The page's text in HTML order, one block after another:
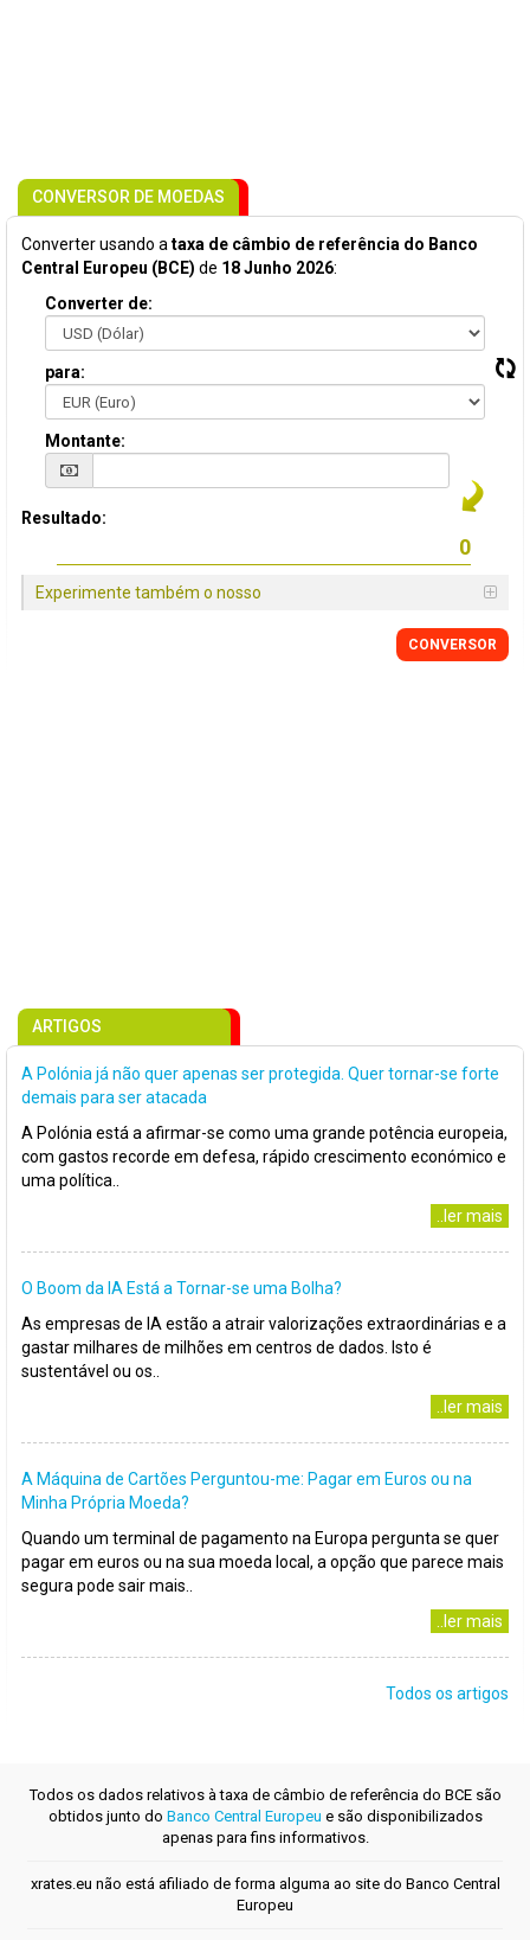
CONVERSOR DE MOEDAS
Converter usando a taxa de câmbio de referência do Banco
Central Europeu (BCE) de 18 Junho 2026:
Converter de:
para:
Montante:
Resultado:
Experimente também o nosso
CONVERSOR
ARTIGOS
A Polónia já não quer apenas ser protegida. Quer tornar-se forte
demais para ser atacada
A Polónia está a afirmar-se como uma grande potência europeia,
com gastos recorde em defesa, rápido crescimento económico e
uma política..
..ler mais
O Boom da IA Está a Tornar-se uma Bolha?
As empresas de IA estão a atrair valorizações extraordinárias e a
gastar milhares de milhões em centros de dados. Isto é
sustentável ou os..
..ler mais
A Máquina de Cartões Perguntou-me: Pagar em Euros ou na
Minha Própria Moeda?
Quando um terminal de pagamento na Europa pergunta se quer
pagar em euros ou na sua moeda local, a opção que parece mais
segura pode sair mais..
..ler mais
Todos os artigos
Todos os dados relativos à taxa de câmbio de referência do BCE são
obtidos junto do Banco Central Europeu e são disponibilizados
apenas para fins informativos.
xrates.eu não está afiliado de forma alguma ao site do Banco Central
Europeu